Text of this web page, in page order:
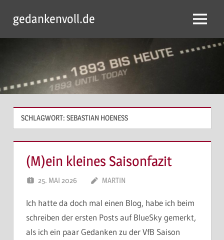
Inhalt
springen
gedankenvoll.de Menu
SCHLAGWORT: SEBASTIAN HOENESS
(M)ein kleines Saisonfazit
25. MAI 2026 MARTIN
Ich hatte da doch mal einen Blog, habe ich beim
schreiben der ersten Posts auf BlueSky gemerkt,
als ich ein paar Gedanken zu der VfB Saison